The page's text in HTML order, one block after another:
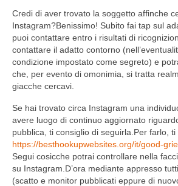
Credi di aver trovato la soggetto affinche
Instagram?Benissimo! Subito fai tap sul
puoi contattare entro i risultati di
contattare il adatto contorno
condizione impostato come segreto) e
che, per evento di omonimia, si tratta
giacche cercavi.
Se hai trovato circa Instagram una
avere luogo di continuo aggiornato
pubblica, ti consiglio di seguirla.Per farlo,
https://besthookupwebsites.org/it/good-
Segui cosicche potrai controllare nella
su Instagram.D’ora mediante appresso
(scatto e monitor pubblicati eppure di